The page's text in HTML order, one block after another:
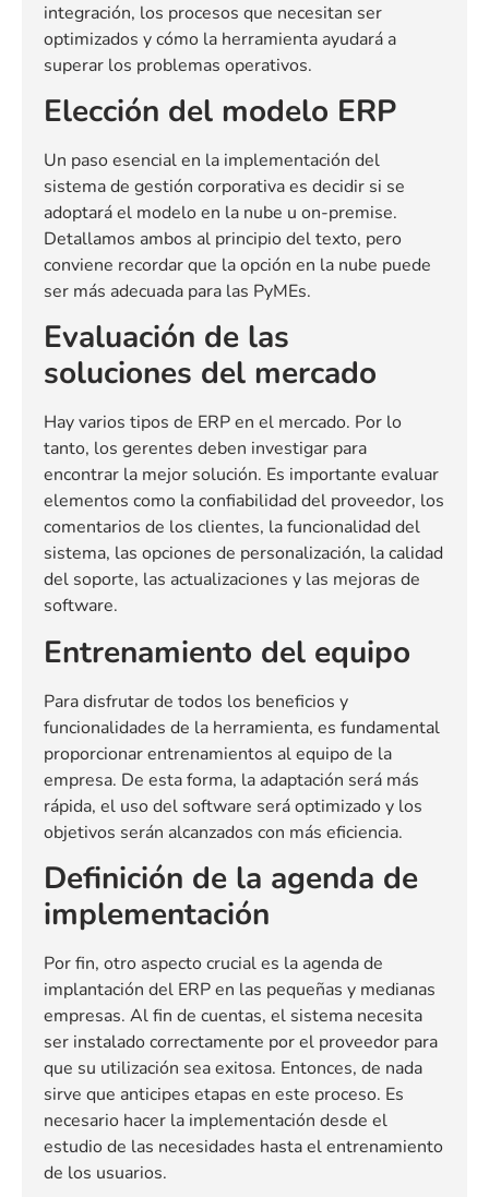
integración, los procesos que necesitan ser
optimizados y cómo la herramienta ayudará a
superar los problemas operativos.
Elección del modelo ERP
Un paso esencial en la implementación del
sistema de gestión corporativa es decidir si se
adoptará el modelo en la nube u on-premise.
Detallamos ambos al principio del texto, pero
conviene recordar que la opción en la nube puede
ser más adecuada para las PyMEs.
Evaluación de las
soluciones del mercado
Hay varios tipos de ERP en el mercado. Por lo
tanto, los gerentes deben investigar para
encontrar la mejor solución. Es importante evaluar
elementos como la confiabilidad del proveedor, los
comentarios de los clientes, la funcionalidad del
sistema, las opciones de personalización, la calidad
del soporte, las actualizaciones y las mejoras de
software.
Entrenamiento del equipo
Para disfrutar de todos los beneficios y
funcionalidades de la herramienta, es fundamental
proporcionar entrenamientos al equipo de la
empresa. De esta forma, la adaptación será más
rápida, el uso del software será optimizado y los
objetivos serán alcanzados con más eficiencia.
Definición de la agenda de
implementación
Por fin, otro aspecto crucial es la agenda de
implantación del ERP en las pequeñas y medianas
empresas. Al fin de cuentas, el sistema necesita
ser instalado correctamente por el proveedor para
que su utilización sea exitosa. Entonces, de nada
sirve que anticipes etapas en este proceso. Es
necesario hacer la implementación desde el
estudio de las necesidades hasta el entrenamiento
de los usuarios.